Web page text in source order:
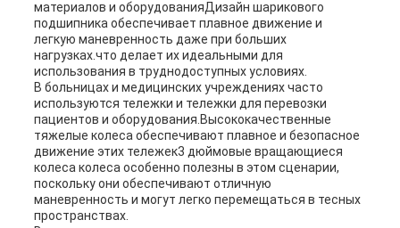
материалов и оборудованияДизайн шарикового
подшипника обеспечивает плавное движение и
легкую маневренность даже при больших
нагрузках.что делает их идеальными для
использования в труднодоступных условиях.
В больницах и медицинских учреждениях часто
используются тележки и тележки для перевозки
пациентов и оборудования.Высококачественные
тяжелые колеса обеспечивают плавное и безопасное
движение этих тележек3 дюймовые вращающиеся
колеса колеса особенно полезны в этом сценарии,
поскольку они обеспечивают отличную
маневренность и могут легко перемещаться в тесных
пространствах.